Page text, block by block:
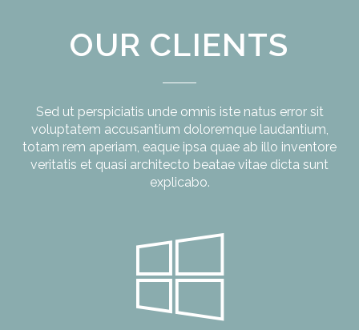
OUR CLIENTS
Sed ut perspiciatis unde omnis iste natus error sit
voluptatem accusantium doloremque laudantium,
totam rem aperiam, eaque ipsa quae ab illo inventore
veritatis et quasi architecto beatae vitae dicta sunt
explicabo.